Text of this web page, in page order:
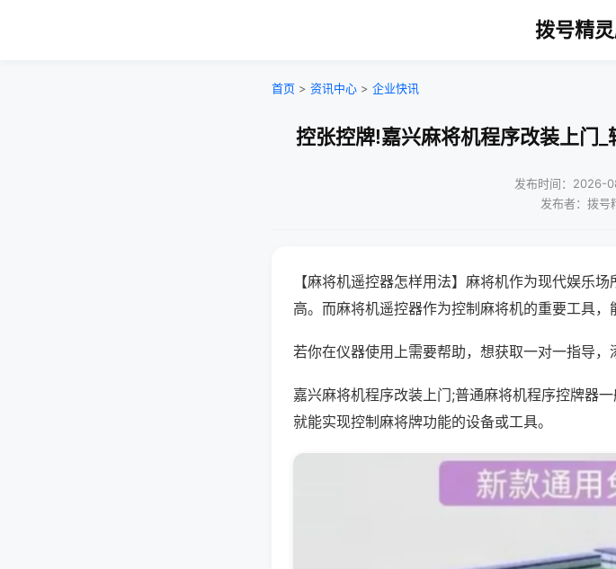
拨号精
首页 > 资讯中心 > 企业快讯
控张控牌!嘉兴麻将机程序改装上门
发布时间：2026-
发布者：拨号
【麻将机遥控器怎样用法】麻将机作为现代娱乐
高。而麻将机遥控器作为控制麻将机的重要工具，
若你在仪器使用上需要帮助，想获取一对一指导，
嘉兴麻将机程序改装上门;普通麻将机程序控牌器
就能实现控制麻将牌功能的设备或工具。